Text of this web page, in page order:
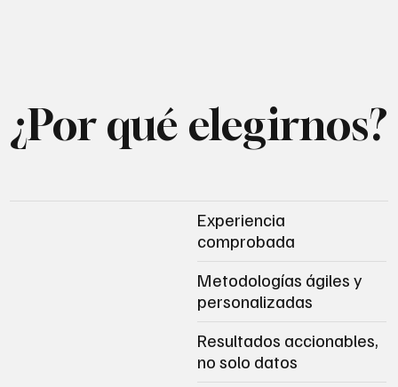
¿Por qué elegirnos?
Experiencia
comprobada
Metodologías ágiles y
personalizadas
Resultados accionables,
no solo datos